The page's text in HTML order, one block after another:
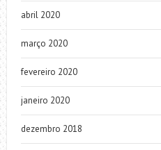
abril 2020
março 2020
fevereiro 2020
janeiro 2020
dezembro 2018